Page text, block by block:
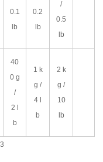
0.1
lb
0.2
lb
/
0.5
lb
40
0 g
/
2 l
b
1 k
g /
4 l
b
2 k
g /
10
lb